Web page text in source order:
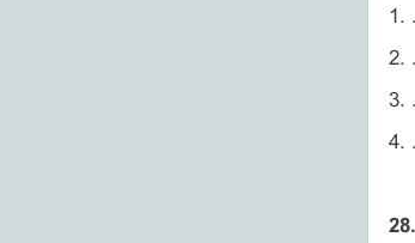
1.
2.
3.
4.